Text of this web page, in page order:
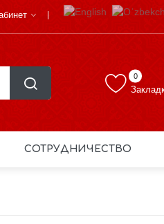
0
СОТРУДНИЧЕСТВО